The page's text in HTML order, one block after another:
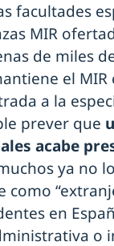
facultades
MIR
de miles
el
a la
prever que
acabe
ya no
como
en
o